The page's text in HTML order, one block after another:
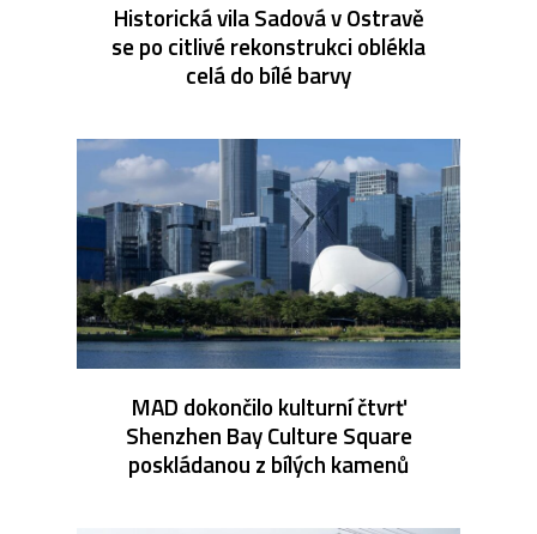
Historická vila Sadová v Ostravě
se po citlivé rekonstrukci oblékla
celá do bílé barvy
MAD dokončilo kulturní čtvrť
Shenzhen Bay Culture Square
poskládanou z bílých kamenů